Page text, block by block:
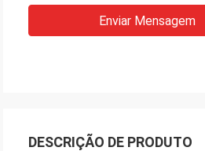
Enviar Mensagem
DESCRIÇÃO DE PRODUTO